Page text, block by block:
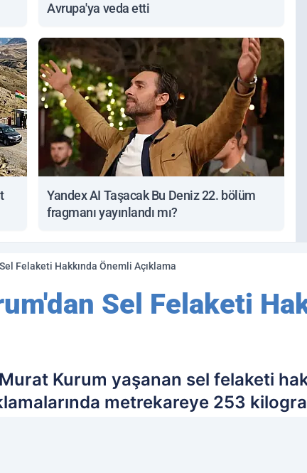
Avrupa'ya veda etti
Yandex AI Taşacak Bu Deniz 22. bölüm
fragmanı yayınlandı mı?
Felaketi Hakkında Önemli Açıklama
Sel Felaketi
Kurum yaşanan sel felaketi
metrekareye 253